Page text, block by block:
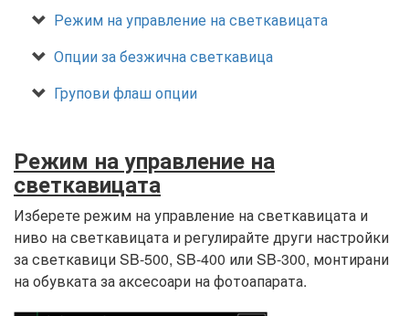
Режим на управление на светкавицата
Опции за безжична светкавица
Групови флаш опции
Режим на управление на
светкавицата
Изберете режим на управление на светкавицата и
ниво на светкавицата и регулирайте други настройки
за светкавици SB-500, SB-400 или SB-300, монтирани
на обувката за аксесоари на фотоапарата.